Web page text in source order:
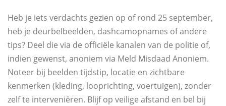
Heb je iets verdachts gezien op of rond 25 september,
heb je deurbelbeelden, dashcamopnames of andere
tips? Deel die via de officiële kanalen van de politie of,
indien gewenst, anoniem via Meld Misdaad Anoniem.
Noteer bij beelden tijdstip, locatie en zichtbare
kenmerken (kleding, looprichting, voertuigen), zonder
zelf te interveniëren. Blijf op veilige afstand en bel bij